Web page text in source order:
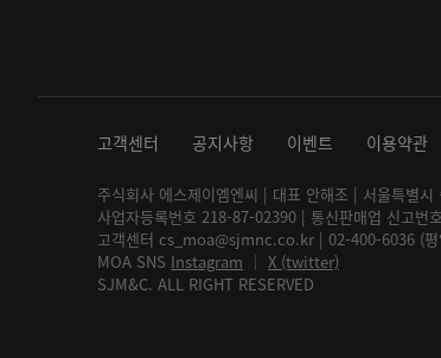
고객센터 공지사항 이벤트 이용약관
주식회사 에스제이엠엔씨 | 대표 안해조 | 서울특별
사업자등록번호 218-87-02390 | 통신판매업 신고번
고객센터 cs_moa@sjmnc.co.kr | 02-400-6036 (
MOA SNS Instagram │ X (twitter)
SJM&C. ALL RIGHT RESERVED